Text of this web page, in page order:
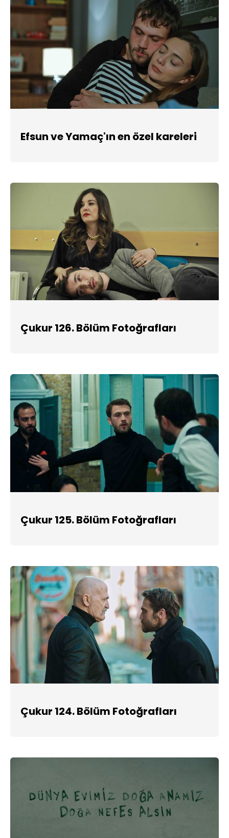
Efsun ve Yamaç'ın en özel kareleri
Çukur 126. Bölüm Fotoğrafları
Çukur 125. Bölüm Fotoğrafları
Çukur 124. Bölüm Fotoğrafları